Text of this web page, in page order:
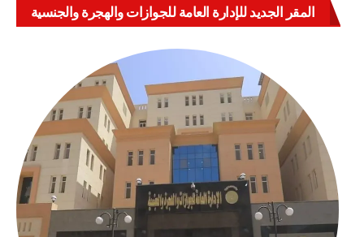
المقر الجديد للإدارة العامة للجوازات والهجرة والجنسية